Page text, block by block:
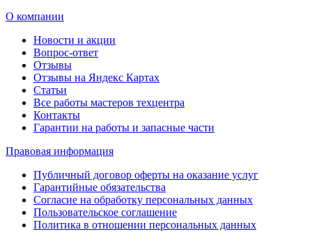
О компании
Новости и акции
Вопрос-ответ
Отзывы
Отзывы на Яндекс Картах
Статьи
Все работы мастеров техцентра
Контакты
Гарантии на работы и запасные части
Правовая информация
Публичный договор оферты на оказание услуг
Гарантийные обязательства
Согласие на обработку персональных данных
Пользовательское соглашение
Политика в отношении персональных данных